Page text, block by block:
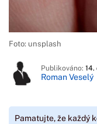
Foto: unsplash
Publikováno: 14.
Roman Veselý
Pamatujte, že každý